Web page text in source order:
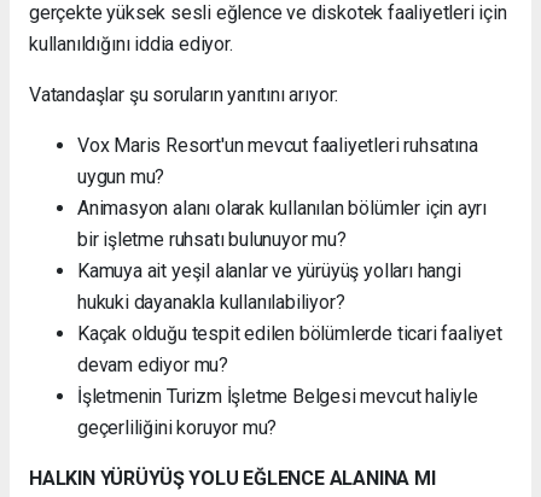
gerçekte yüksek sesli eğlence ve diskotek faaliyetleri için
kullanıldığını iddia ediyor.
Vatandaşlar şu soruların yanıtını arıyor:
Vox Maris Resort'un mevcut faaliyetleri ruhsatına
uygun mu?
Animasyon alanı olarak kullanılan bölümler için ayrı
bir işletme ruhsatı bulunuyor mu?
Kamuya ait yeşil alanlar ve yürüyüş yolları hangi
hukuki dayanakla kullanılabiliyor?
Kaçak olduğu tespit edilen bölümlerde ticari faaliyet
devam ediyor mu?
İşletmenin Turizm İşletme Belgesi mevcut haliyle
geçerliliğini koruyor mu?
HALKIN YÜRÜYÜŞ YOLU EĞLENCE ALANINA MI